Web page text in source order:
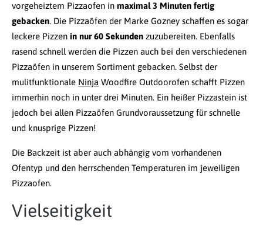
vorgeheiztem Pizzaofen in maximal 3 Minuten fertig
gebacken. Die Pizzaöfen der Marke Gozney schaffen es sogar
leckere Pizzen in nur 60 Sekunden zuzubereiten. Ebenfalls
rasend schnell werden die Pizzen auch bei den verschiedenen
Pizzaöfen in unserem Sortiment gebacken. Selbst der
mulitfunktionale Ninja Woodfire Outdoorofen schafft Pizzen
immerhin noch in unter drei Minuten. Ein heißer Pizzastein ist
jedoch bei allen Pizzaöfen Grundvoraussetzung für schnelle
und knusprige Pizzen!
Die Backzeit ist aber auch abhängig vom vorhandenen
Ofentyp und den herrschenden Temperaturen im jeweiligen
Pizzaofen.
Vielseitigkeit